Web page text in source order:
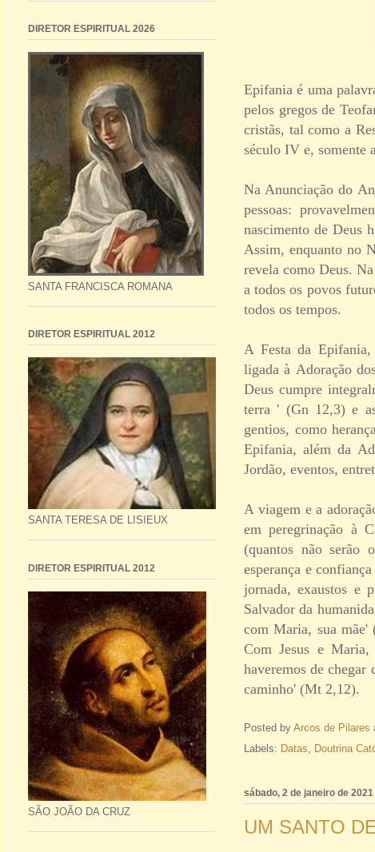
Epifania é uma
pelos gregos de
cristãs, tal como a
século IV e, somente
Na Anunciação do
pessoas:
nascimento de Deus
Assim, enquanto no
revela como Deus. N
a todos os povos
todos os tempos.
A Festa da Epifania,
ligada à Adoração
Deus cumpre
terra ' (Gn 12,3) e
gentios, como
Epifania, além da
Jordão, eventos,
A viagem e a
em peregrinação à
(quantos não serão
esperança e
jornada, exaustos e
Salvador da
com Maria, sua mãe'
Com Jesus e
haveremos de
caminho' (Mt 2,12).
Posted by Arcos de Pilares
Labels: Datas, Doutrina
sábado, 2 de janeiro de 2021
UM SANTO
DIRETOR ESPIRITUAL 2026
SANTA FRANCISCA ROMANA
DIRETOR ESPIRITUAL 2012
SANTA TERESA DE LISIEUX
DIRETOR ESPIRITUAL 2012
SÃO JOÃO DA CRUZ